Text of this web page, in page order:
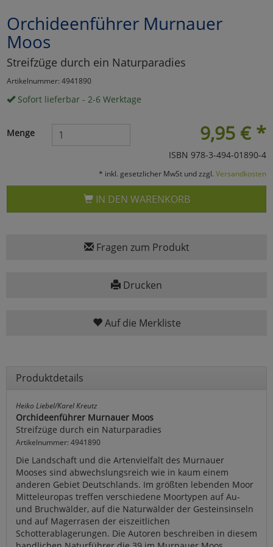
Orchideenführer Murnauer
Moos
Streifzüge durch ein Naturparadies
Artikelnummer: 4941890
Sofort lieferbar - 2-6 Werktage
9,95 € *
Menge
ISBN 978-3-494-01890-4
* inkl. gesetzlicher MwSt und zzgl. Versandkosten
IN DEN WARENKORB
Fragen zum Produkt
Drucken
Auf die Merkliste
Produktdetails
Heiko Liebel/Karel Kreutz
Orchideenführer Murnauer Moos
Streifzüge durch ein Naturparadies
Artikelnummer: 4941890
Die Landschaft und die Artenvielfalt des Murnauer
Mooses sind abwechslungsreich wie in kaum einem
anderen Gebiet Deutschlands. Im größten lebenden Moor
Mitteleuropas treffen verschiedene Moortypen auf Au-
und Bruchwälder, auf die Naturwälder der Gesteinsinseln
und auf Magerrasen der eiszeitlichen
Schotterablagerungen. Die Autoren beschreiben in diesem
Marketing
Umfragetools
Cookies
Alle Akzeptieren
Cookies
zu Haupptseite